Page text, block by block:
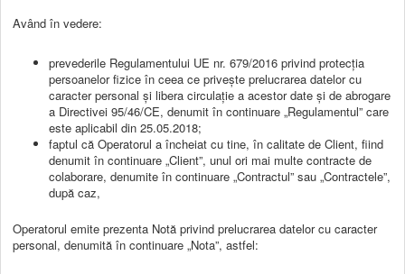
Având în vedere:
prevederile Regulamentului UE nr. 679/2016 privind protecția
persoanelor fizice în ceea ce privește prelucrarea datelor cu
caracter personal și libera circulație a acestor date și de abrogare
a Directivei 95/46/CE, denumit în continuare „Regulamentul” care
este aplicabil din 25.05.2018;
faptul că Operatorul a încheiat cu tine, în calitate de Client, fiind
denumit în continuare „Client”, unul ori mai multe contracte de
colaborare, denumite în continuare „Contractul” sau „Contractele”,
după caz,
Operatorul emite prezenta Notă privind prelucrarea datelor cu caracter
personal, denumită în continuare „Nota”, astfel: